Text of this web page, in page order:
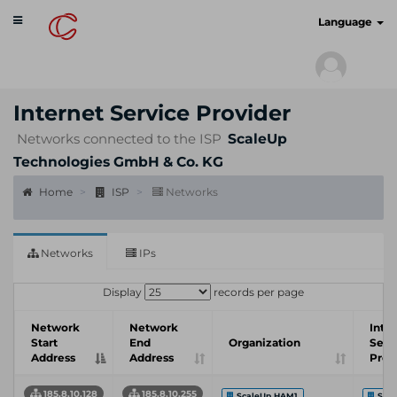
Toggle
navigation
Language
Internet Service Provider
Networks connected to the ISP ScaleUp
Technologies GmbH & Co. KG
Home ISP Networks
Networks IPs
Display records per page
Network
Start
Address
Network
End
Address
Organization
185.8.10.128 185.8.10.255